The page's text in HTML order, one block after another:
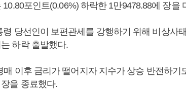
포인트(0.06%) 하락한 1만9478.88에 장을
당선인이 보편관세를 강행하기 위해 비상사
하락 출발했다.
매 이후 금리가 떨어지자 지수가 상승 반전하기
을 종료했다.